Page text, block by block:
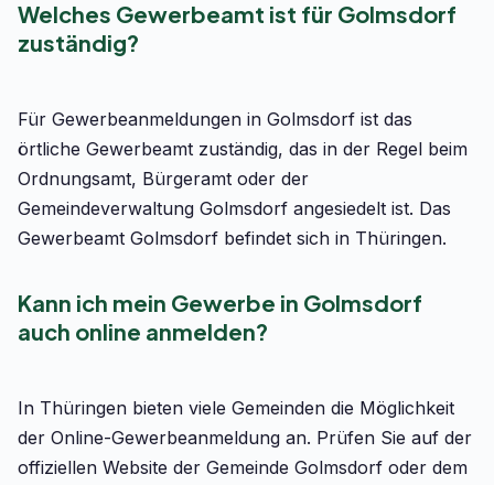
Welches Gewerbeamt ist für Golmsdorf
zuständig?
Für Gewerbeanmeldungen in Golmsdorf ist das
örtliche Gewerbeamt zuständig, das in der Regel beim
Ordnungsamt, Bürgeramt oder der
Gemeindeverwaltung Golmsdorf angesiedelt ist. Das
Gewerbeamt Golmsdorf befindet sich in Thüringen.
Kann ich mein Gewerbe in Golmsdorf
auch online anmelden?
In Thüringen bieten viele Gemeinden die Möglichkeit
der Online-Gewerbeanmeldung an. Prüfen Sie auf der
offiziellen Website der Gemeinde Golmsdorf oder dem